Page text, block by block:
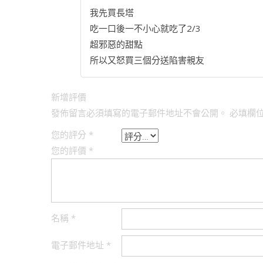
我先買長塔
吃一口後一不小心就吃了2/3
超邪惡的甜點
所以又怒買三個分送陷害親友
新增評價
發佈留言必須填寫的電子郵件地址不會公開。 必填欄
您的評分 *
您的評價 *
名稱 *
電子郵件地址 *